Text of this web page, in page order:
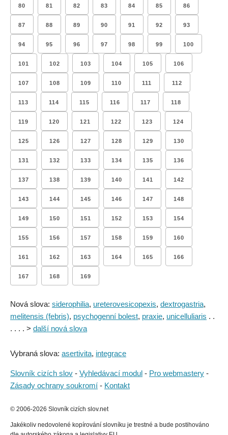
80 81 82 83 84 85 86
87 88 89 90 91 92 93
94 95 96 97 98 99 100
101 102 103 104 105 106
107 108 109 110 111 112
113 114 115 116 117 118
119 120 121 122 123 124
125 126 127 128 129 130
131 132 133 134 135 136
137 138 139 140 141 142
143 144 145 146 147 148
149 150 151 152 153 154
155 156 157 158 159 160
161 162 163 164 165 166
167 168 169
Nová slova: siderophilia, ureterovesicopexis, dextrogastria,
melitensis (febris), psychogenní bolest, praxie, unicelluliaris . .
. . . . > další nová slova
Vybraná slova: asertivita, integrace
Slovník cizích slov - Vyhledávací modul - Pro webmastery -
Zásady ochrany soukromí - Kontakt
© 2006-2026 Slovník cizích slov.net
Jakékoliv nedovolené kopírování slovníku je trestné a bude postihováno